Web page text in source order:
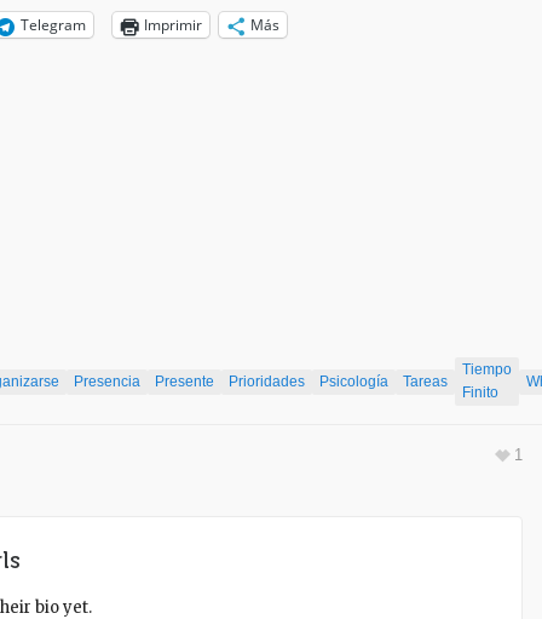
Telegram Imprimir Más
Presencia Presente Prioridades Psicología Tareas
Tiempo
Finito
1
bio yet.